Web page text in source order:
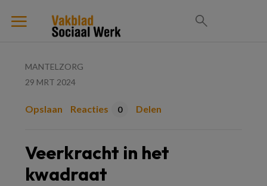
MANTELZORG
29 MRT 2024
Opslaan Reacties 0 Delen
Veerkracht in het
kwadraat